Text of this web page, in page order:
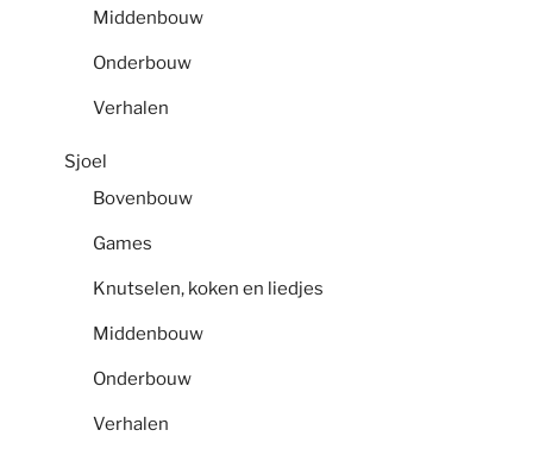
Middenbouw
Onderbouw
Verhalen
Sjoel
Bovenbouw
Games
Knutselen, koken en liedjes
Middenbouw
Onderbouw
Verhalen